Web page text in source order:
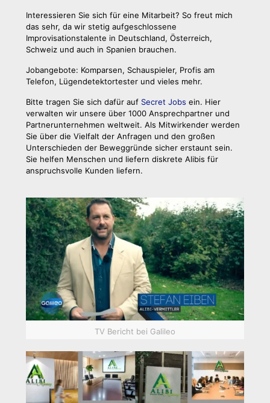
Interessieren Sie sich für eine Mitarbeit? So freut mich
das sehr, da wir stetig aufgeschlossene
Improvisationstalente in Deutschland, Österreich,
Schweiz und auch in Spanien brauchen.
Jobangebote: Komparsen, Schauspieler, Profis am
Telefon, Lügendetektortester und vieles mehr.
Bitte tragen Sie sich dafür auf Secret Jobs ein. Hier
verwalten wir unsere über 1000 Ansprechpartner und
Partnerunternehmen weltweit. Als Mitwirkender werden
Sie über die Vielfalt der Anfragen und den großen
Unterschieden der Beweggründe sicher erstaunt sein.
Sie helfen Menschen und liefern diskrete Alibis für
anspruchsvolle Kunden liefern.
TV Bericht bei Galileo